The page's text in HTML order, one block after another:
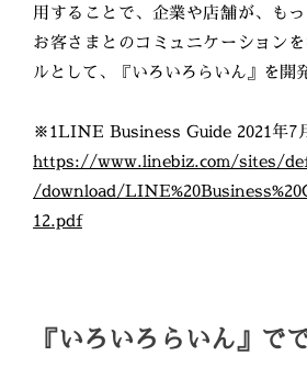
用することで、企業や店舗が、も
お客さまとのコミュニケーション
ルとして、『いろいろらいん』を開
※1LINE Business Guide 2021年7
https://www.linebiz.com/sites/
/download/
12.pdf
『いろいろらいん』